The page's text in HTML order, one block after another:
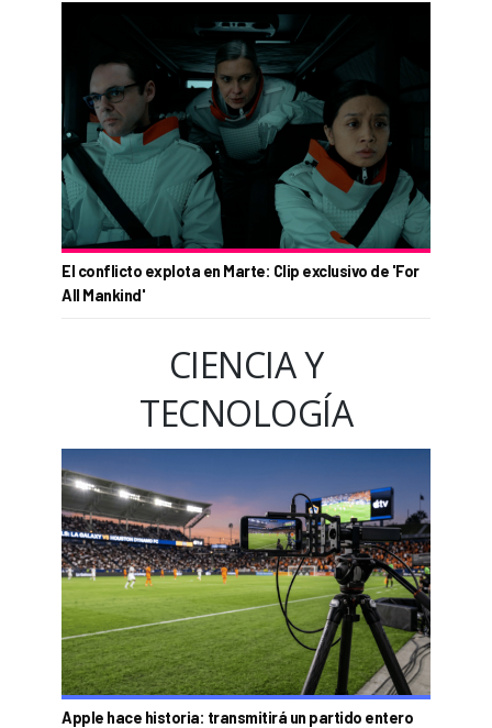
El conflicto explota en Marte: Clip exclusivo de 'For
All Mankind'
CIENCIA Y
TECNOLOGÍA
Apple hace historia: transmitirá un partido entero